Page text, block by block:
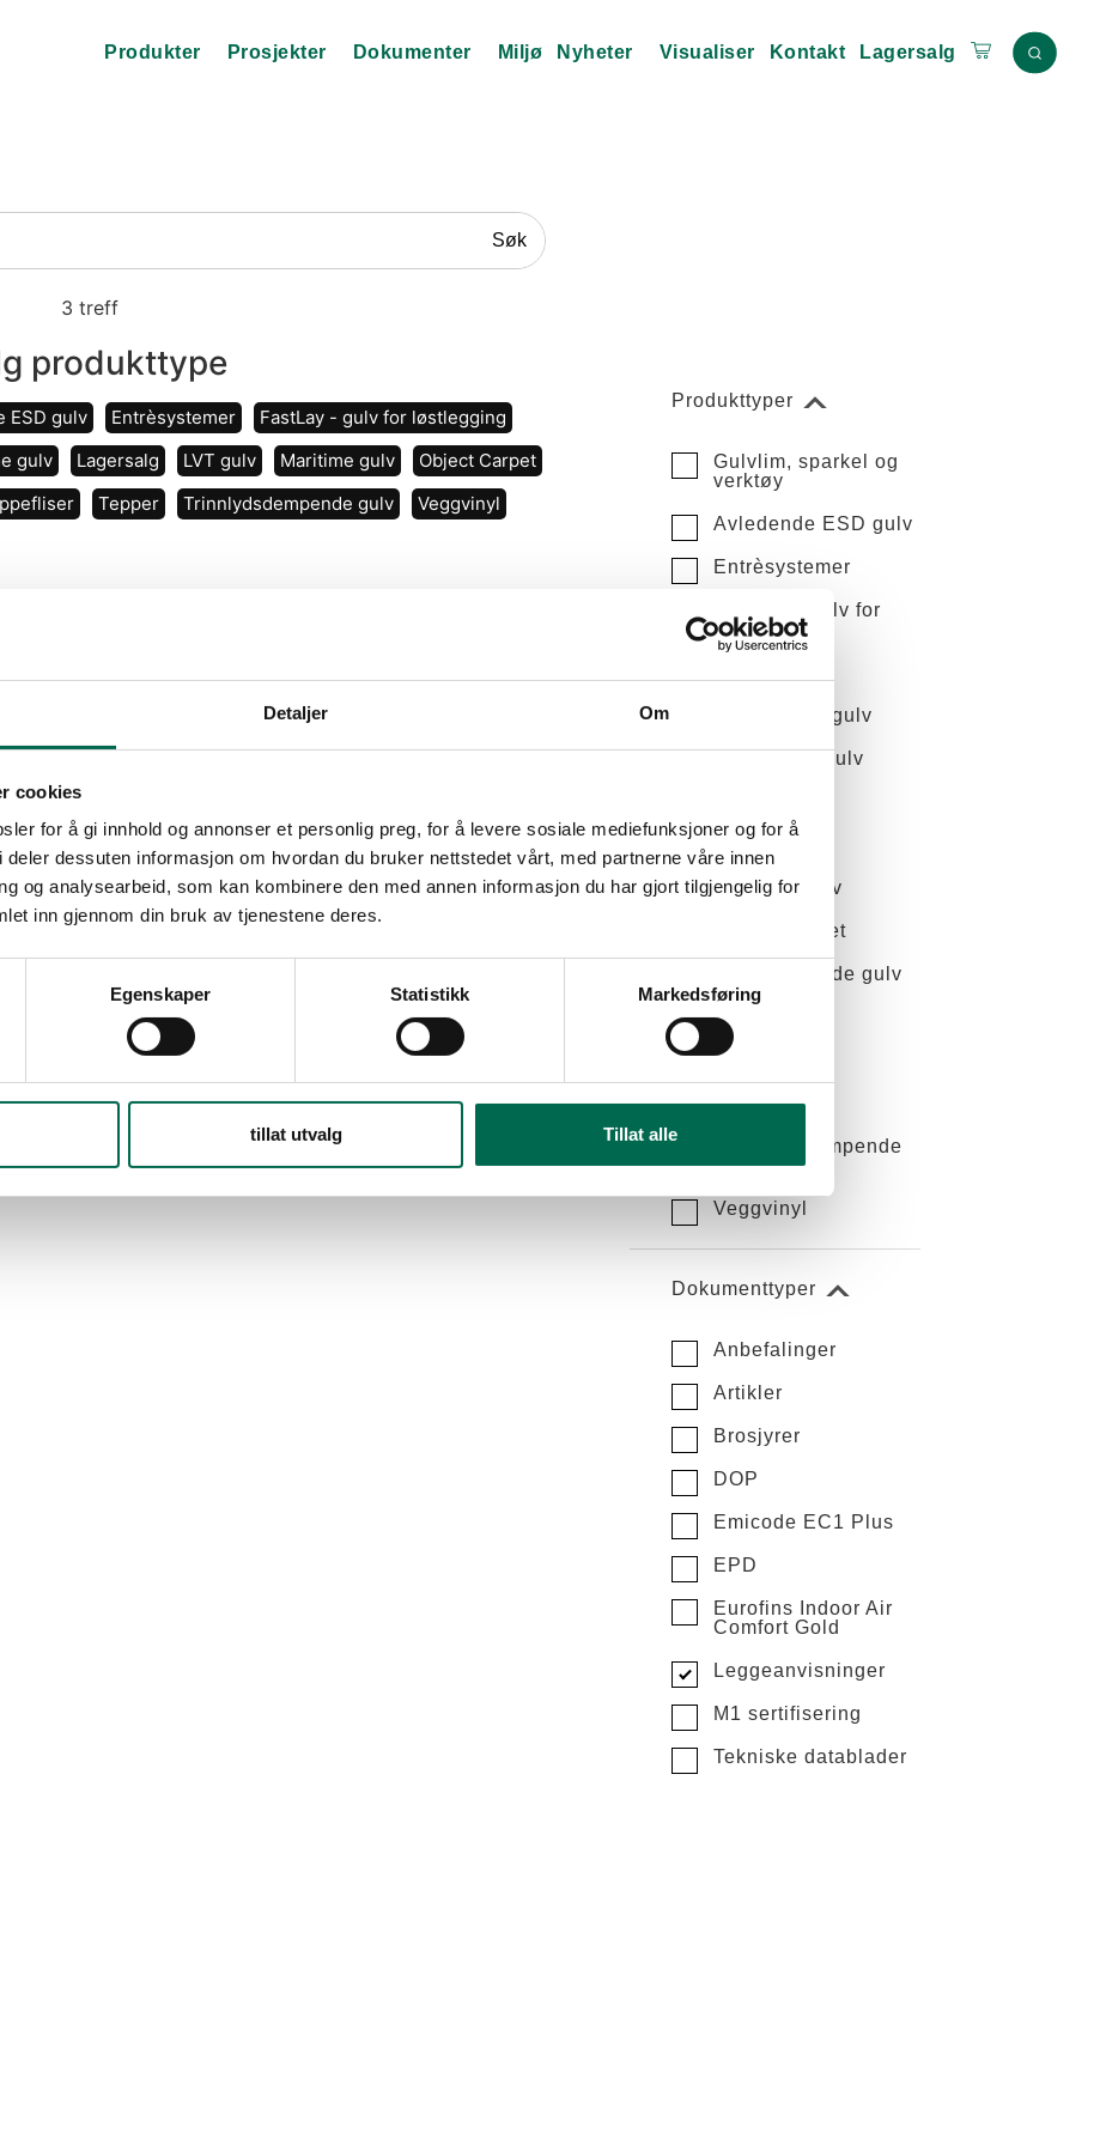
Detaljer Om
cookies
for å gi innhold og annonser et personlig preg, for å levere sosiale mediefunksjoner og for å
dessuten informasjon om hvordan du bruker nettstedet vårt, med partnerne våre innen
og analysearbeid, som kan kombinere den med annen informasjon du har gjort tilgjengelig for
inn gjennom din bruk av tjenestene deres.
Egenskaper Statistikk Markedsføring
tillat utvalg Tillat alle
Produkter Prosjekter Dokumenter Miljø Nyheter Visualiser Kontakt Lagersalg
Søk
3 treff
produkttype
ESD gulv Entrèsystemer
FastLay - gulv for løstlegging
gulv Lagersalg LVT gulv Maritime gulv
Object Carpet
Tepper Trinnlydsdempende gulv Veggvinyl
ANT 48 Grantio/Zeus
Artigo gummigulv
Artigo trappesystem
Produkttyper
Gulvlim, sparkel og
verktøy
Avledende ESD gulv
Entrèsystemer
FastLay - gulv for
løstlegging
Heterogene gulv
Homogene gulv
LVT gulv
Maritime gulv
Object Carpet
Sklihemmende gulv
Sportsgulv
Teppefliser
Tepper
Trinnlydsdempende
gulv
Veggvinyl
Dokumenttyper
Anbefalinger
Artikler
Brosjyrer
DOP
Emicode EC1 Plus
EPD
Eurofins Indoor Air
Comfort Gold
Leggeanvisninger
M1 sertifisering
Tekniske datablader